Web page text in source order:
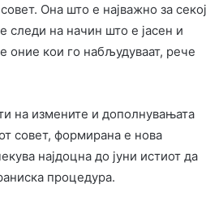
Она што е најважно за секој
следи на начин што е јасен и
оние кои го набљудуваат, рече
на измените и дополнувањата
совет, формирана е нова
најдоцна до јуни истиот да
процедура.